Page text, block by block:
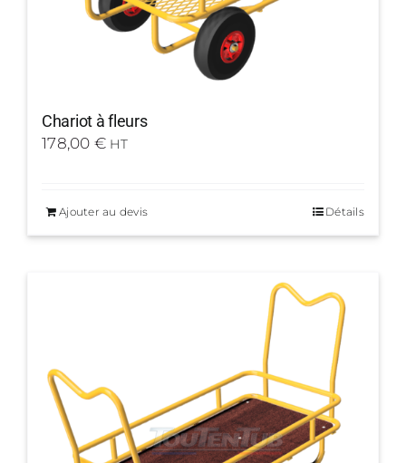
Chariot à fleurs
178,00 € HT
Ajouter au devis Détails